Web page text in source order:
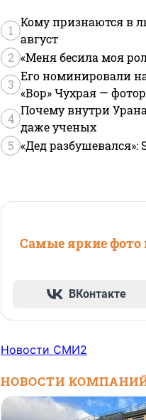
1
Кому признаются в
август
2 «Меня бесила моя
3
Его номинировали
«Вор» Чухрая —
4
Почему внутри
даже ученых
5 «Дед
Самые яркие фото
ВКонтакте
Новости СМИ2
НОВОСТИ